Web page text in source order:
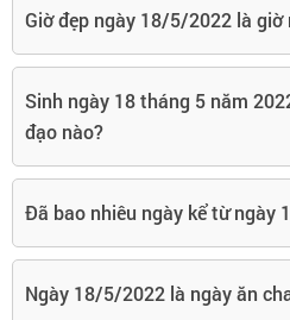
Giờ đẹp ngày 18/5/2022 là giờ
Sinh ngày 18 tháng 5 năm
đạo nào?
Đã bao nhiêu ngày kể từ ngày
Ngày 18/5/2022 là ngày ăn